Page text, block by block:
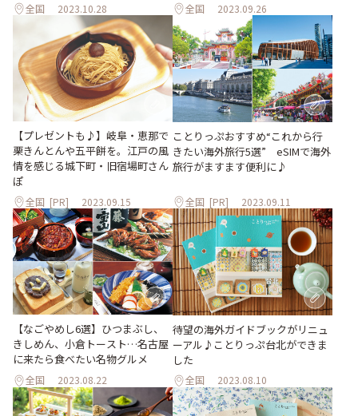
全国 2023.10.28 全国 2023.09.26
【プレゼントも♪】岐阜・恵那で
栗きんとんや五平餅を。江戸の風
情を感じる城下町・旧宿場町さん
ぽ
全国 [PR] 2023.09.15
ことりっぷおすすめ“これから行
きたい海外旅行5選” eSIMで海外
旅行がますます便利に♪
全国 [PR] 2023.09.11
【なごやめし6選】ひつまぶし、
きしめん、小倉トースト…名古屋
に来たら食べたい名物グルメ
全国 2023.08.22
待望の海外ガイドブックがリニュ
ーアル♪ことりっぷ台北ができま
した
全国 2023.08.10